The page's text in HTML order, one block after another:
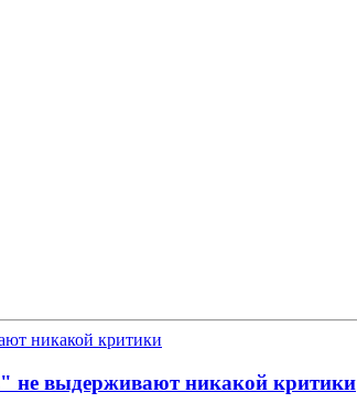
не выдерживают никакой критики